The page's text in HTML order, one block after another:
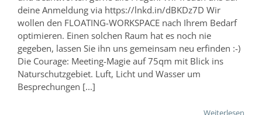
deine Anmeldung via https://lnkd.in/dBKDz7D Wir
wollen den FLOATING-WORKSPACE nach Ihrem Bedarf
optimieren. Einen solchen Raum hat es noch nie
gegeben, lassen Sie ihn uns gemeinsam neu erfinden :-)
Die Courage: Meeting-Magie auf 75qm mit Blick ins
Naturschutzgebiet. Luft, Licht und Wasser um
Besprechungen [...]
Weiterlesen